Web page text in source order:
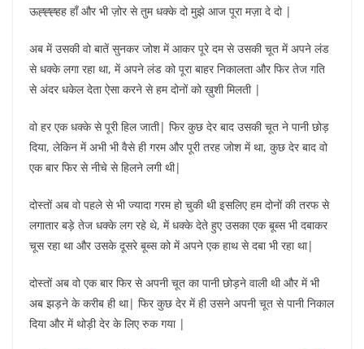
ऊह्ह्ह्हह हाँ और भी ज़ोर से तुम धक्के दो मुझे आज पूरा मज़ा दे दो |
अब में उसकी वो बातें सुनकर जोश में आकर पूरे दम से उसकी चूत में अपने लंड
से धक्के लगा रहा था, में अपने लंड को पूरा बाहर निकालता और फिर तेज गति
से अंदर धकेल देता ऐसा करने से हम दोनों को ख़ुशी मिलती |
वो हर एक धक्के से पूरी हिल जाती| फिर कुछ देर बाद उसकी चूत ने पानी छोड़
दिया, लेकिन में अभी भी वैसे ही गरम और पूरी तरह जोश में था, कुछ देर बाद वो
एक बार फिर से नीचे से हिलने लगी थी|
दोस्तों अब वो पहले से भी ज्यादा गरम हो चुकी थी इसलिए हम दोनों की तरफ से
लगातार बड़े तेज धक्के लग रहे थे, में धक्के देते हुए उसका एक बूब्स भी दबाकर
चूस रहा था और उसके दूसरे बूब्स को में अपने एक हाथ से दबा भी रहा था|
दोस्तों अब वो एक बार फिर से अपनी चूत का पानी छोड़ने वाली थी और में भी
अब झड़ने के करीब ही था| फिर कुछ देर में ही उसने अपनी चूत से पानी निकाल
दिया और में थोड़ी देर के लिए रुक गया |